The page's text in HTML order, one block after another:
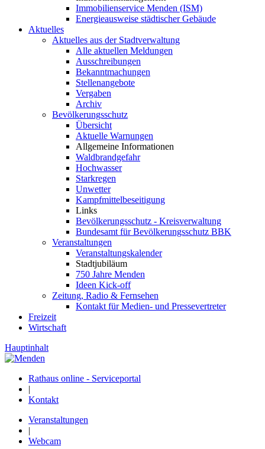
Immobilienservice Menden (ISM)
Energieausweise städtischer Gebäude
Aktuelles
Aktuelles aus der Stadtverwaltung
Alle aktuellen Meldungen
Ausschreibungen
Bekanntmachungen
Stellenangebote
Vergaben
Archiv
Bevölkerungsschutz
Übersicht
Aktuelle Warnungen
Allgemeine Informationen
Waldbrandgefahr
Hochwasser
Starkregen
Unwetter
Kampfmittelbeseitigung
Links
Bevölkerungsschutz - Kreisverwaltung
Bundesamt für Bevölkerungsschutz BBK
Veranstaltungen
Veranstaltungskalender
Stadtjubiläum
750 Jahre Menden
Ideen Kick-off
Zeitung, Radio & Fernsehen
Kontakt für Medien- und Pressevertreter
Freizeit
Wirtschaft
Hauptinhalt
Rathaus online - Serviceportal
|
Kontakt
Veranstaltungen
|
Webcam